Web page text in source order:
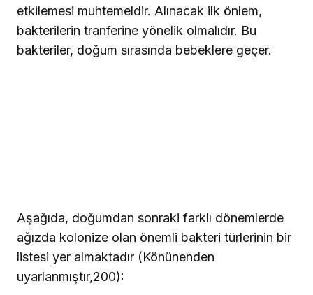
etkilemesi muhtemeldir. Alınacak ilk önlem,
bakterilerin tranferine yönelik olmalıdır. Bu
bakteriler, doğum sırasında bebeklere geçer.
Aşağıda, doğumdan sonraki farklı dönemlerde
ağızda kolonize olan önemli bakteri türlerinin bir
listesi yer almaktadır (Könünenden
uyarlanmıştır,200):